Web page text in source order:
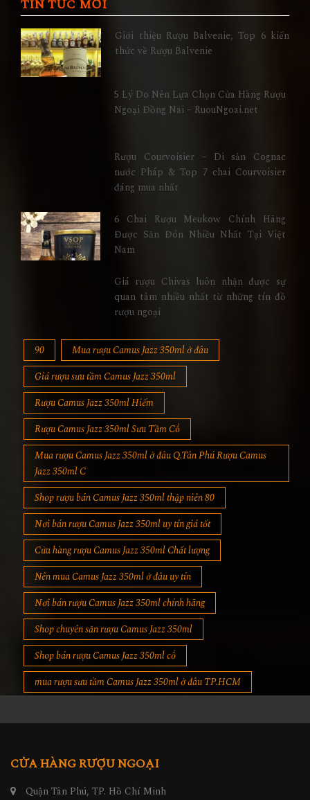
TIN TỨC MỚI
Giới thiệu Rượu Balvenie, Top 6 kiến
thức về Rượu Balvenie
5 Lý Do Nên Lựa Chọn Cửa Hàng Rượu
Ngoại Đồng Nai – RuouNgoai.net
Rượu Courvoisier – Di sản Cognac
nước Pháp & Top 7 chai Courvoisier
đáng mua nhất
6 Chai Rượu Meukow Chính Hãng
Được Săn Đón Nhiều Nhất Tại Việt
Nam
Giá rượu Chivas luôn nhận được sự
quan tâm nhiều nhất từ những tín đồ
rượu ngoại
90
Mua rượu Camus Jazz 350ml ở đâu
Giá rượu sưu tầm Camus Jazz 350ml
Rượu Camus Jazz 350ml Hiếm
Rượu Camus Jazz 350ml Sưu Tầm Cổ
Mua rượu Camus Jazz 350ml ở đâu Q.Tân Phú Rượu Camus
Jazz 350ml C
Shop rượu bán Camus Jazz 350ml thập niên 80
Nơi bán rượu Camus Jazz 350ml uy tín giá tốt
Cửa hàng rượu Camus Jazz 350ml Chất lượng
Nên mua Camus Jazz 350ml ở đâu uy tín
Nơi bán rượu Camus Jazz 350ml chính hãng
Shop chuyên săn rượu Camus Jazz 350ml
Shop bán rượu Camus Jazz 350ml cổ
mua rượu sưu tầm Camus Jazz 350ml ở đâu TP.HCM
CỬA HÀNG RƯỢU NGOẠI
Quận Tân Phú, TP. Hồ Chí Minh